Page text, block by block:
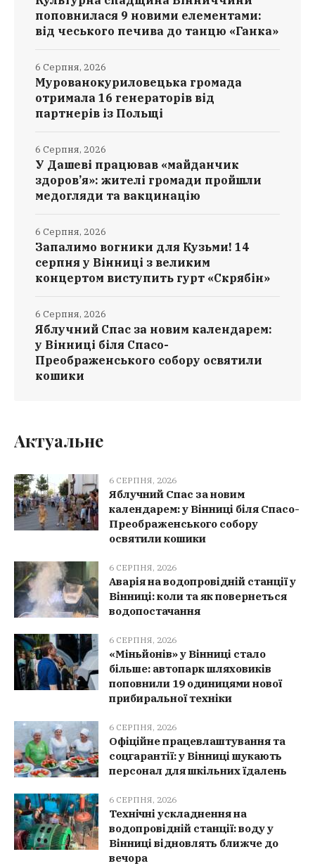
поповнилася 9 новими елементами:
від чеського печива до танцю «Ганка»
Мурованокуриловецька громада
отримала 16 генераторів від
партнерів із Польщі
6 Серпня, 2026
У Дашеві працював «майданчик
здоров’я»: жителі громади пройшли
медогляди та вакцинацію
6 Серпня, 2026
Запалимо вогники для Кузьми! 14
серпня у Вінниці з великим
концертом виступить гурт «Скрябін»
6 Серпня, 2026
Яблучний Спас за новим календарем:
у Вінниці біля Спасо-
Преображенського собору освятили
кошики
6 Серпня, 2026
Актуальне
6 СЕРПНЯ, 2026
Яблучний Спас за новим
календарем: у Вінниці біля Спасо-
Преображенського собору
освятили кошики
6 СЕРПНЯ, 2026
Аварія на водопровідній станції у
Вінниці: коли та як повернеться
водопостачання
6 СЕРПНЯ, 2026
«Міньйонів» у Вінниці стало
більше: автопарк шляховиків
поповнили 19 одиницями нової
прибиральної техніки
6 СЕРПНЯ, 2026
Офіційне працевлаштування та
соцгарантії: у Вінниці шукають
персонал для шкільних їдалень
6 СЕРПНЯ, 2026
Технічні ускладнення на
водопровідній станції: воду у
Вінниці відновлять ближче до
вечора